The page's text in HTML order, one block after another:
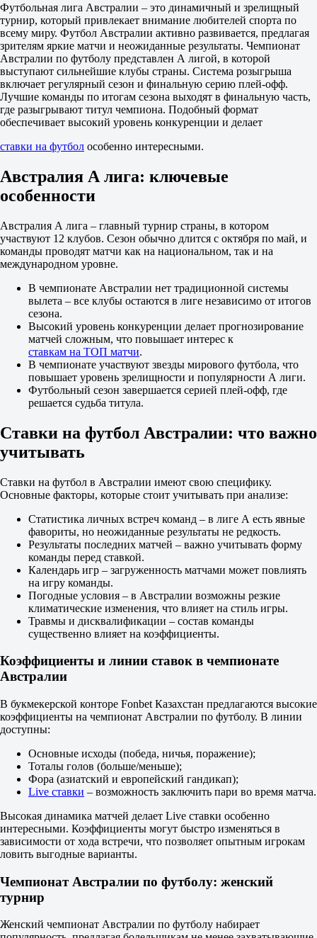
+1.5
1.85
-1.5
1.85
Тотал
Б
М
3.5
2.20
1.60
Да
Нет
1.90
Проход 1
5.00
1.14
ИТ 1
Б
ИТ 2
6.10
Новый Южный Уэльс. Национальная Премьер-лига
Х
2
Вуллонгонг Вульвз
Сидней Юнайтед
17:45
3.55
1.27
Фора
0
2.90
0
Тотал
Б
М
2.10
1.65
Обе забьют
2.00
Нет
1.73
ИТ 1
Б
М
0.5
1.60
ИТ 2
Футбольная лига Австралии – это динамичный и зрелищный
турнир, который привлекает внимание любителей спорта по
всему миру. Футбол Австралии активно развивается, предлагая
зрителям яркие матчи и неожиданные результаты. Чемпионат
Австралии по футболу представлен А лигой, в которой
выступают сильнейшие клубы страны. Система розыгрыша
включает регулярный сезон и финальную серию плей-офф.
Лучшие команды по итогам сезона выходят в финальную часть,
где разыгрывают титул чемпиона. Подобный формат
обеспечивает высокий уровень конкуренции и делает
ставки на футбол особенно интересными.
Австралия А лига: ключевые
особенности
Австралия А лига – главный турнир страны, в котором
участвуют 12 клубов. Сезон обычно длится с октября по май, и
команды проводят матчи как на национальном, так и на
международном уровне.
В чемпионате Австралии нет традиционной системы
вылета – все клубы остаются в лиге независимо от итогов
сезона.
Высокий уровень конкуренции делает прогнозирование
матчей сложным, что повышает интерес к
ставкам на ТОП матчи.
В чемпионате участвуют звезды мирового футбола, что
повышает уровень зрелищности и популярности А лиги.
Футбольный сезон завершается серией плей-офф, где
решается судьба титула.
Ставки на футбол Австралии: что важно
учитывать
Ставки на футбол в Австралии имеют свою специфику.
Основные факторы, которые стоит учитывать при анализе:
Статистика личных встреч команд – в лиге А есть явные
фавориты, но неожиданные результаты не редкость.
Результаты последних матчей – важно учитывать форму
команды перед ставкой.
Календарь игр – загруженность матчами может повлиять
на игру команды.
Погодные условия – в Австралии возможны резкие
климатические изменения, что влияет на стиль игры.
Травмы и дисквалификации – состав команды
существенно влияет на коэффициенты.
Коэффициенты и линии ставок в чемпионате
Австралии
В букмекерской конторе Fonbet Казахстан предлагаются высокие
коэффициенты на чемпионат Австралии по футболу. В линии
доступны:
Основные исходы (победа, ничья, поражение);
Тоталы голов (больше/меньше);
Фора (азиатский и европейский гандикап);
Live ставки – возможность заключить пари во время матча.
Высокая динамика матчей делает Live ставки особенно
интересными. Коэффициенты могут быстро изменяться в
зависимости от хода встречи, что позволяет опытным игрокам
ловить выгодные варианты.
Чемпионат Австралии по футболу: женский
турнир
Женский чемпионат Австралии по футболу набирает